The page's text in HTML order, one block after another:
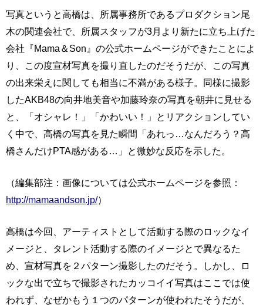
写真というと高橋は、所属事務所であるプロダクション尾
木の関連会社で、所属スタッフが3月より新たに立ち上げた
会社『Mama＆Son』の公式ホームページができたことによ
り、この度宣材写真を撮り直したのだそうだが、この写真
の出来栄えに関しても相当に不満がある様子。同様に撮影
したAKB48の向井地美音や加藤玲奈の写真を朝井に見せる
と、「オシャレ！」「かわいい！」とリアクションしてい
く中で、高橋の写真を見た瞬間「あれっ…なんだろう？高
橋さんだけPTA感がある…」と微妙な反応を示した。
（編集部注：画像については公式ホームページを参照：
http://mamaandson.jp/）
高橋は今回、アーティストとして活動する際のロックなイ
メージと、タレント活動する際のイメージとで異なるた
め、宣材写真を２パターン撮影したのだそう。しかし、ロ
ックな出で立ちで撮影されたカッコイイ写真はここでは使
われず、なぜかもう１つのパターンが使われたそうだが、